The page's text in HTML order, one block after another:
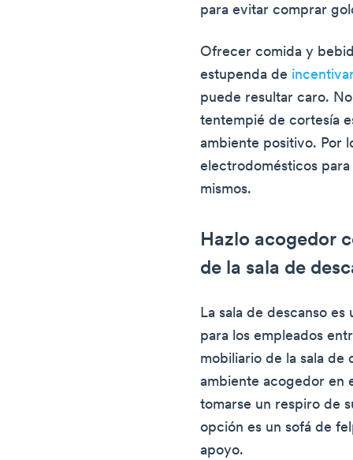
para evitar comprar
Ofrecer comida y
estupenda de
puede resultar caro.
tentempié de cortesía
ambiente positivo. Por
electrodomésticos
mismos.
Hazlo acogedor
de la sala de
La sala de descanso
para los empleados
mobiliario de la sala
ambiente acogedor en
tomarse un respiro de
opción es un sofá de
apoyo.